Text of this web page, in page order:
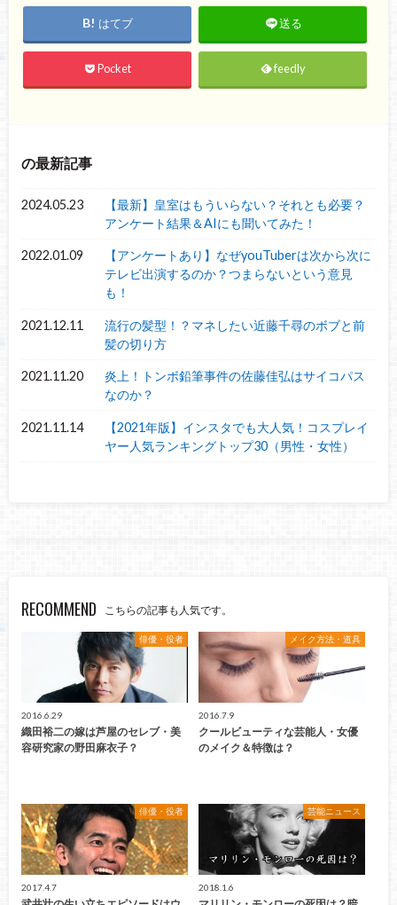
はてブ 送る
Pocket feedly
の最新記事
2024.05.23
【最新】皇室はもういらない？それとも必要？
アンケート結果＆AIにも聞いてみた！
2022.01.09
【アンケートあり】なぜyouTuberは次から次に
テレビ出演するのか？つまらないという意見
も！
2021.12.11
流行の髪型！？マネしたい近藤千尋のボブと前
髪の切り方
2021.11.20
炎上！トンボ鉛筆事件の佐藤佳弘はサイコパス
なのか？
2021.11.14
【2021年版】インスタでも大人気！コスプレイ
ヤー人気ランキングトップ30（男性・女性）
RECOMMEND こちらの記事も人気です。
俳優・役者
2016.6.29
織田裕二の嫁は芦屋のセレブ・美
容研究家の野田麻衣子？
メイク方法・道具
2016.7.9
クールビューティな芸能人・女優
のメイク＆特徴は？
俳優・役者
2017.4.7
芸能ニュース
2018.1.6